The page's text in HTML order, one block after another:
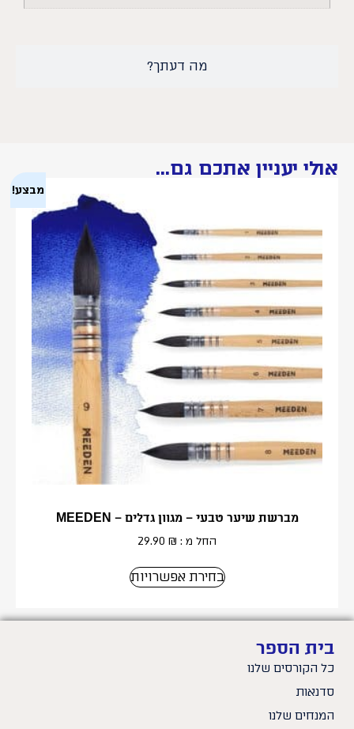
מה דעתך?
אולי יעניין אתכם גם...
מבצע!
מברשת שיער טבעי – מגוון גדלים – MEEDEN
החל מ : 29.90 ₪
בחירת אפשרויות
בית הספר
כל הקורסים שלנו
סדנאות
המנחים שלנו